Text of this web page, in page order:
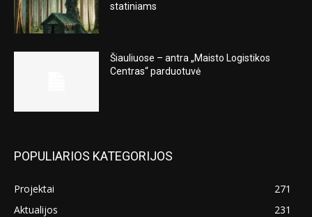
statiniams
Šiauliuose – antra „Maisto Logistikos
Centras“ parduotuvė
POPULIARIOS KATEGORIJOS
Projektai
271
Aktualijos
231